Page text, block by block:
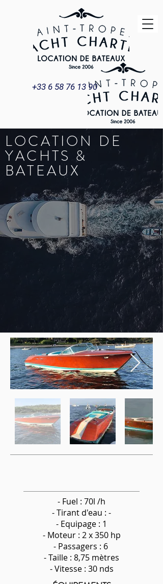
+33 6 58 76 13 90
LOCATION DE
YACHTS &
BATEAUX
- Fuel : 70l /h
-Tirant d'eau : -
- Equipage : 1
- Moteur : 2 x 350 hp
- Passagers : 6
- Taille : 8,75 mètres
- Vitesse : 30 nds